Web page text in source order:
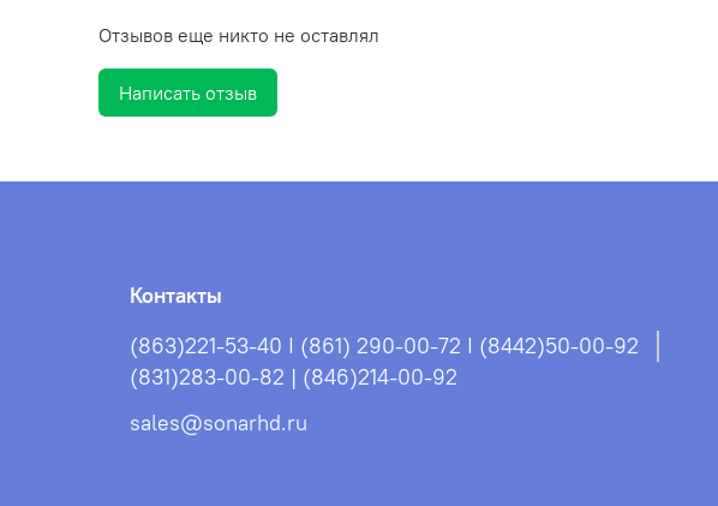
Отзывов еще никто не оставлял
Написать отзыв
Контакты
(863)221-53-40 I (861) 290-00-72 I (8442)50-00-92
(831)283-00-82 | (846)214-00-92
sales@sonarhd.ru